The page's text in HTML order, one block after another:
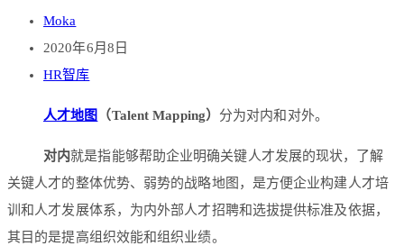
Moka
2020年6月8日
HR智库
人才地图 （Talent Mapping） 分为对内和对外。
对内就是指能够帮助企业明确关键人才发展的现状，了解
关键人才的整体优势、弱势的战略地图，是方便企业构建人才培
训和人才发展体系，为内外部人才招聘和选拔提供标准及依据，
其目的是提高组织效能和组织业绩。